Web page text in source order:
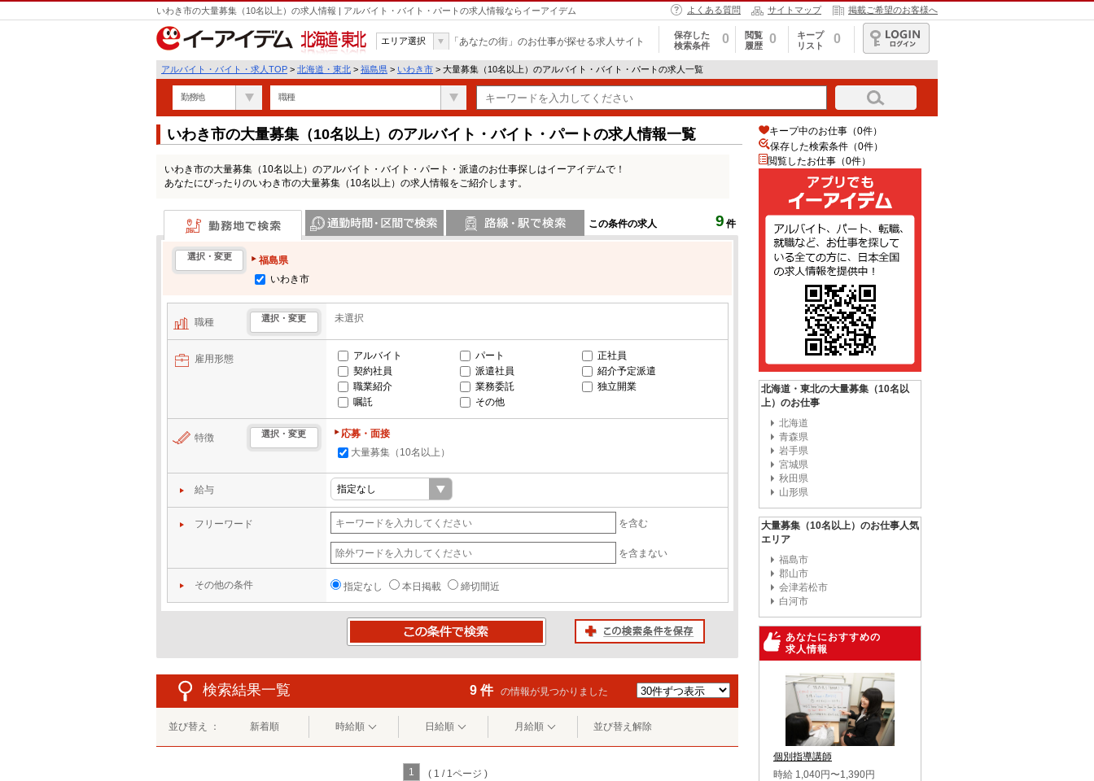
いわき市の大量募集（10名以上）の求人情報 | アルバイト・バイト・パートの求人情報ならイーアイデム よくある質問 サイトマップ 掲載ご希望のお客様へ
北海道・東北
エリア選択 「あなたの街」のお仕事が探せる求人サイト
保存した
検索条件
0
閲覧
履歴
0
キープ
リスト
0
ログイン
アルバイト・バイト・求人TOP > 北海道・東北 > 福島県 > いわき市 > 大量募集（10名以上）のアルバイト・バイト・パートの求人一覧
勤務地 職種
いわき市の大量募集（10名以上）のアルバイト・バイト・パートの求人情報一覧
いわき市の大量募集（10名以上）のアルバイト・バイト・パート・派遣のお仕事探しはイーアイデムで！
あなたにぴったりのいわき市の大量募集（10名以上）の求人情報をご紹介します。
この条件の求人 9 件
勤務地で検索
選択・変更
福島県
いわき市
職種 選択・変更 未選択
雇用形態 アルバイト パート
正社員
契約社員
派遣社員
紹介予定派遣
職業紹介
業務委託
独立開業
嘱託
その他
特徴 選択・変更
応募・面接
大量募集（10名以上）
給与
フリーワード を含む
を含まない
その他の条件 指定なし 本日掲載 締切間近
検索結果一覧 9 件 の情報が見つかりました
並び替え ： 新着順 時給順 日給順 月給順 並び替え解除
1 ( 1 / 1ページ )
キープ中のお仕事（0件）
保存した検索条件（0件）
閲覧したお仕事（0件）
北海道・東北の大量募集（10名以
上）のお仕事
北海道
青森県
岩手県
宮城県
秋田県
山形県
大量募集（10名以上）のお仕事人気
エリア
福島市
郡山市
会津若松市
白河市
あなたにおすすめの
求人情報
個別指導講師
時給 1,040円〜1,390円